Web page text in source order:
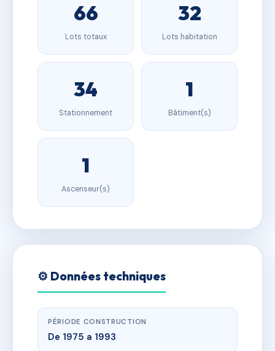
66
Lots totaux
32
Lots habitation
34
Stationnement
1
Bâtiment(s)
1
Ascenseur(s)
⚙️ Données techniques
PÉRIODE CONSTRUCTION
De 1975 a 1993